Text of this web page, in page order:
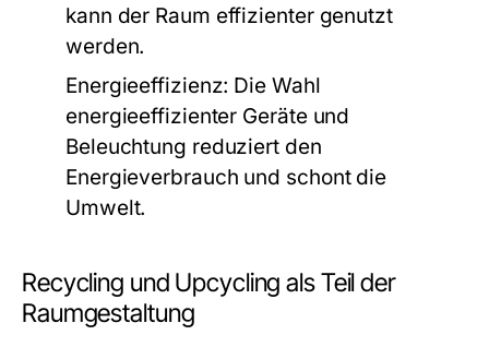
kann der Raum effizienter genutzt
werden.
Energieeffizienz: Die Wahl
energieeffizienter Geräte und
Beleuchtung reduziert den
Energieverbrauch und schont die
Umwelt.
Recycling und Upcycling als Teil der
Raumgestaltung